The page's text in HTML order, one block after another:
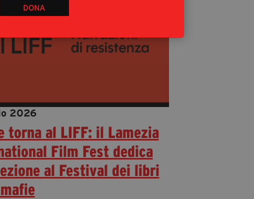
DONA
2026
torna al LIFF: il Lamezia
Film Fest dedica
al Festival dei libri